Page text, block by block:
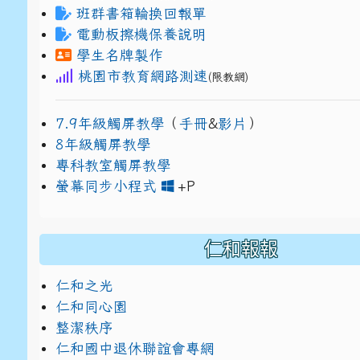
班群書箱輪換回報單
電動板擦機保養說明
學生名牌製作
桃園市教育網路測速 (限教網)
7.9年級觸屏教學 （ 手冊&影片 ）
8年級觸屏教學
專科教室觸屏教學
螢幕同步小程式
+Plink to https://
link to https://
仁和報報
仁和之光
仁和同心園
整潔秩序
仁和國中退休聯誼會專網